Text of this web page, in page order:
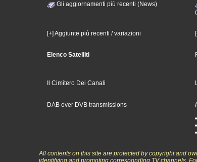
Gli aggiornamenti più recenti (News)
[+] Aggiunte più recenti / variazioni
Elenco Satelliti
Il Cimitero Dei Canali
DAB over DVB transmissions
All contents on this site are protected by copyright and
identifying and promoting corresponding TV channels.